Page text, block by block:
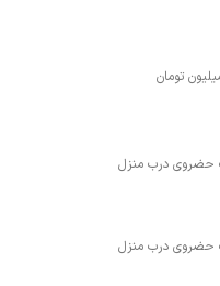
حضروی درب منزل
حضروی درب منزل